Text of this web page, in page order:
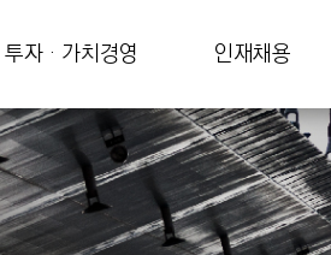
투자 · 가치경영 인재채용